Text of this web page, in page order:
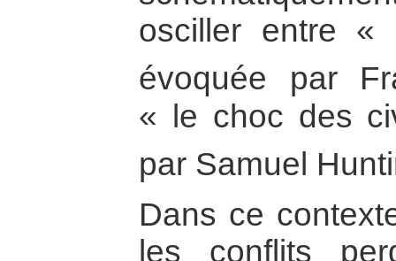
osciller entre «
évoquée par
« le choc des
par Samuel
Dans ce
les conflits